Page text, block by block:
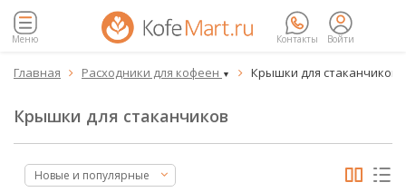
Меню Контакты Войти
Главная  Расходники для кофеен ▼  Крышки для стаканчиков
Крышки для стаканчиков
Новые и популярные